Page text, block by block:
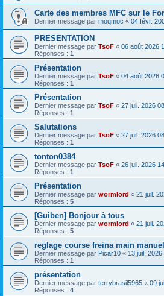
Carte des membres MFC sur le
Dernier message par moqmoc « 04 févr.
PRESENTATION
Dernier message par TsoF « 06 août 2026
Réponses : 1
Présentation
Dernier message par TsoF « 04 août 2026
Réponses : 1
Présentation
Dernier message par TsoF « 27 juil. 2026
Réponses : 1
Salutations
Dernier message par TsoF « 27 juil. 2026
Réponses : 1
tonton0384
Dernier message par TsoF « 26 juil. 2026
Réponses : 1
Présentation
Dernier message par wormlord « 21 juil.
Réponses : 5
[Guiben] Bonjour à tous
Dernier message par wormlord « 21 juil.
Réponses : 5
reglage course freina main
Dernier message par Picar10 « 13 juil. 2026
Réponses : 1
présentation
Dernier message par terrybrasil5965 « 09
Réponses : 4